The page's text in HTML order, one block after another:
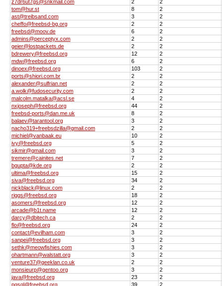
z7dr6ut7gs@snkmail.com
2
2
tom@hur.st
8
2
ast@treibsand.com
3
2
cheffo@freebsd-bg.org
2
2
freebsd@moov.de
6
2
admins@perceptyx.com
2
2
geier@lostpackets.de
2
2
bdrewery@freebsd.org
12
2
mdw@freebsd.org
6
2
dinoex@freebsd.org
103
2
ports@shiori.com.br
2
2
alexander@sulfrian.net
2
2
a.wolk@fudosecurity.com
2
2
malcolm.matalka@acsl.se
4
2
nxjoseph@freebsd.org
44
2
freebsd-ports@dan.me.uk
8
2
balaev@tarantool.org
3
2
nacho319+freebsdzilla@gmail.com
2
2
michiel@vanbaak.eu
10
2
ivy@freebsd.org
5
2
sikmir@gmail.com
3
2
tremere@cainites.net
7
2
bgupta@kde.org
2
2
ultima@freebsd.org
15
2
siva@freebsd.org
34
2
nickblack@linux.com
2
2
riggs@freebsd.org
18
2
asomers@freebsd.org
12
2
arcade@b1t.name
12
2
darcy@dbitech.ca
2
2
flo@freebsd.org
24
2
contact@evilham.com
3
2
sanpei@freebsd.org
3
2
sethk@meowfishies.com
3
2
ohartmann@walstatt.org
3
2
venture37@geeklan.co.uk
2
2
monsieurp@gentoo.org
3
2
java@freebsd.org
23
2
pgsql@freebsd.org
39
2